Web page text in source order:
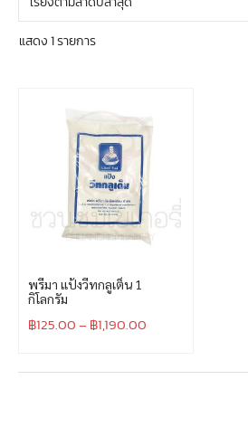
แสดง 1 รายการ
พรีมา แป้งวีทกลูเต็น 1
กิโลกรัม
฿125.00– ฿1,190.00